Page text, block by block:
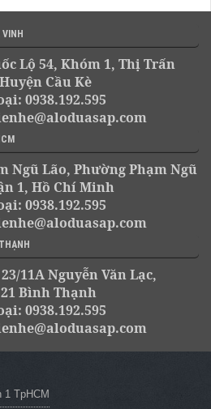
Lộ 54, Khóm 1, Thị Trấn
Cầu Kè
0938.192.595
Ngũ Lão, Phường Phạm Ngũ
1, Hồ Chí Minh
0938.192.595
11A Nguyễn Văn Lạc,
Bình Thạnh
0938.192.595
1 TpHCM